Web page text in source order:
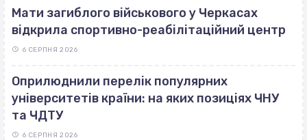
Мати загиблого військового у Черкасах
відкрила спортивно-реабілітаційний центр
6 СЕРПНЯ 2026
Оприлюднили перелік популярних
університетів країни: на яких позиціях ЧНУ
та ЧДТУ
6 СЕРПНЯ 2026